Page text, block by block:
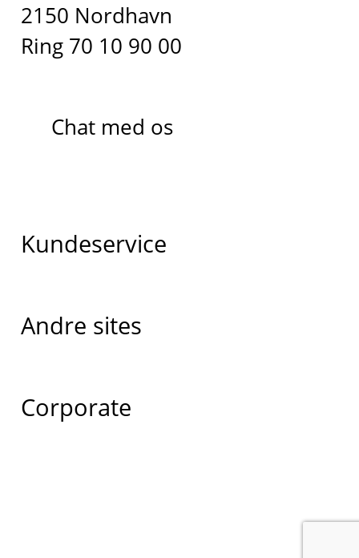
2150 Nordhavn
Ring 70 10 90 00
Chat med os
Kundeservice
Andre sites
Corporate